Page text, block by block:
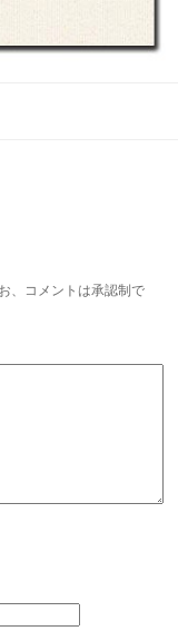
、コメントは承認制で